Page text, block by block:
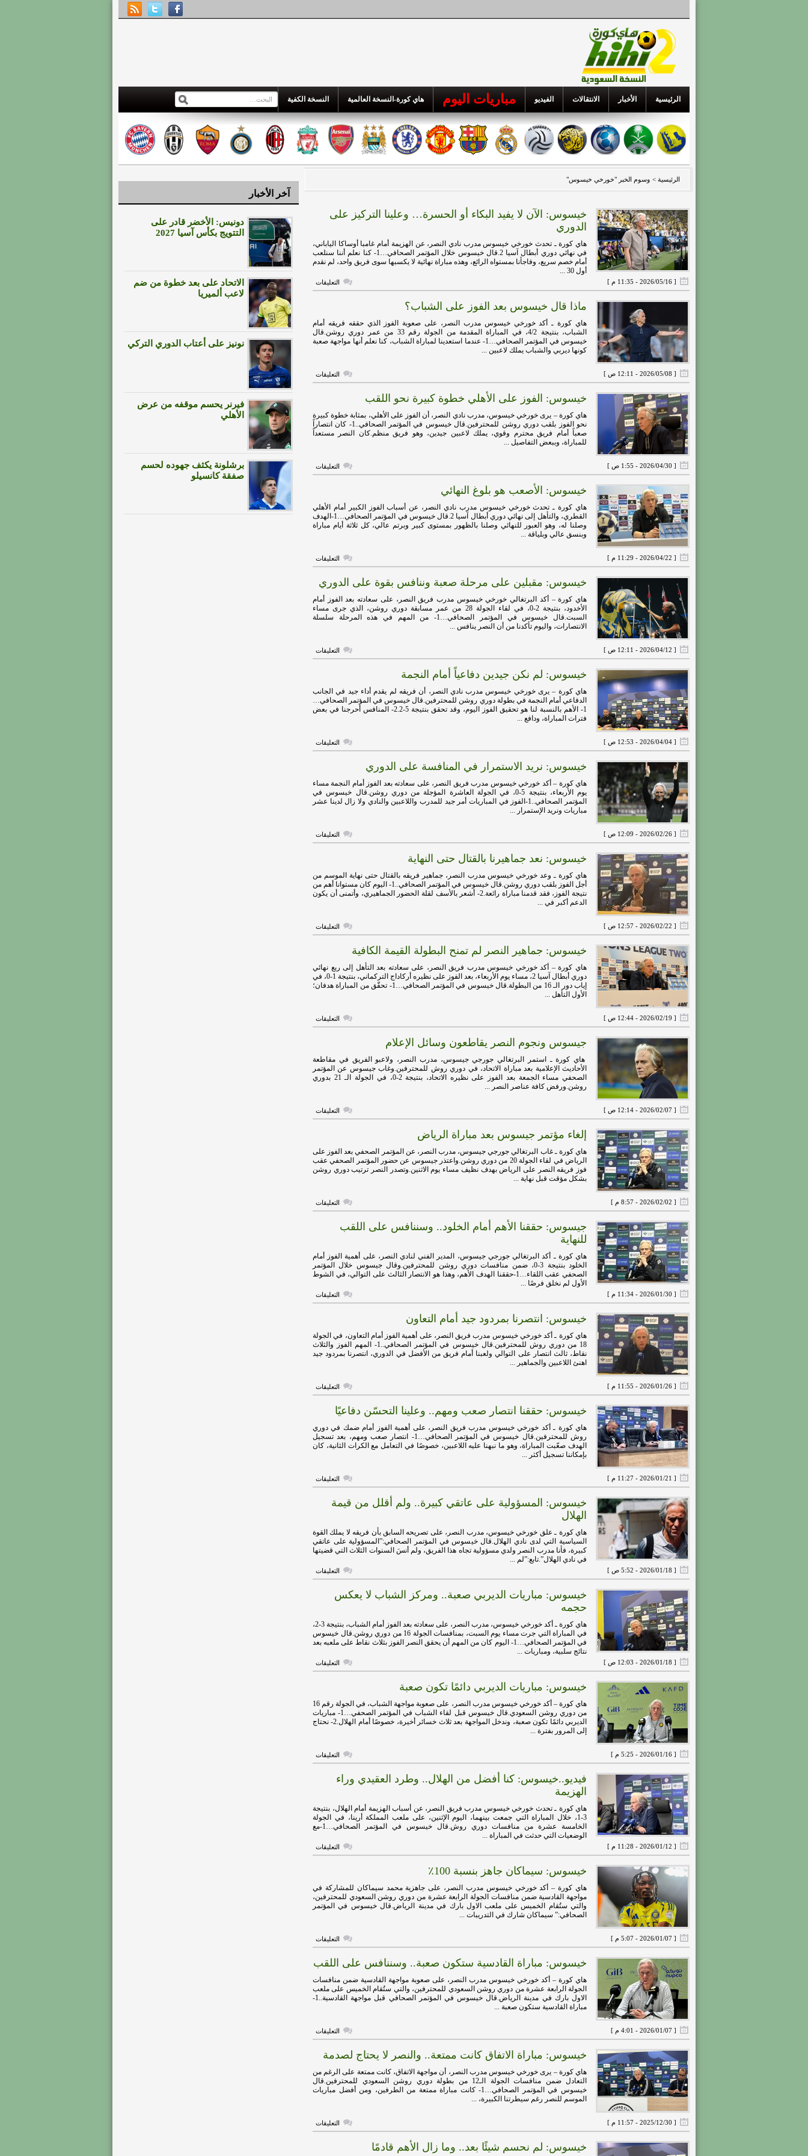
الرئيسية الأخبار الانتقالات الفيديو مباريات اليوم هاي كورة-النسخة العالمية النسخة الكفية
الرئيسية > وسوم الخبر "خورخي خيسوس"
خيسوس: الآن لا يفيد البكاء أو الحسرة… وعلينا التركيز على
الدوري
هاي كورة ـ تحدث خورخي خيسوس مدرب نادي النصر، عن الهزيمة أمام غامبا أوساكا الياباني،
في نهائي دوري أبطال آسيا 2.قال خيسوس خلال المؤتمر الصحافي…1- كنا نعلم أننا سنلعب
أمام خصم سريع، وفاجأنا بمستواه الرائع، وهذه مباراة نهائية لا يكسبها سوى فريق واحد، لم نقدم
أول 30 ...
[ 2026/05/16 - 11:35 م ] التعليقاتعلى
خيسوس:
أو
الحسرة…
وعلينا
مغلقة
ماذا قال خيسوس بعد الفوز على الشباب؟
هاي كورة ـ أكد خورخي خيسوس مدرب النصر، على صعوبة الفوز الذي حققه فريقه أمام
الشباب، بنتيجة 4/2، في المباراة المقدمة من الجولة رقم 33 من عمر دوري روشن.قال
خيسوس في المؤتمر الصحافي…1- عندما استعدينا لمباراة الشباب، كنا نعلم أنها مواجهة صعبة
كونها ديربي والشباب يملك لاعبين ...
[ 2026/05/08 - 12:11 ص ] التعليقاتعلى
ماذا
الفوز
على
الشباب؟
مغلقة
خيسوس: الفوز على الأهلي خطوة كبيرة نحو اللقب
هاي كورة – يرى خورخي خيسوس، مدرب نادي النصر، أن الفوز على الأهلي، بمثابة خطوة كبيرة
نحو الفوز بلقب دوري روشن للمحترفين.قال خيسوس في المؤتمر الصحافي..1- كان انتصاراً
صعباً أمام فريق محترم وقوي، يملك لاعبين جيدين، وهو فريق منظم.كان النصر مستعداً
للمباراة، وببعض التفاصيل ...
[ 2026/04/30 - 1:55 ص ] التعليقاتعلى
خيسوس:
كبيرة
نحو
اللقب
خيسوس: الأصعب هو بلوغ النهائي
هاي كورة ـ تحدث خورخي خيسوس مدرب نادي النصر، عن أسباب الفوز الكبير أمام الأهلي
القطري، والتأهل إلى نهائي دوري أبطال آسيا 2.قال خيسوس في المؤتمر الصحافي…1-الهدف
وصلنا له، وهو العبور للنهائي وصلنا بالظهور بمستوى كبير وبرتم عالي، كل ثلاثة أيام مباراة
وبنسق عالي وبلياقة ...
[ 2026/04/22 - 11:29 م ] التعليقاتعلى
خيسوس:
مغلقة
خيسوس: مقبلين على مرحلة صعبة وننافس بقوة على الدوري
هاي كورة – أكد البرتغالي خورخي خيسوس مدرب فريق النصر، على سعادته بعد الفوز أمام
الأخدود، بنتيجة 2-0، في لقاء الجولة 28 من عمر مسابقة دوري روشن، الذي جرى مساء
السبت.قال خيسوس في المؤتمر الصحافي…1- من المهم في هذه المرحلة سلسلة
الانتصارات، واليوم تأكدنا من أن النصر ينافس ...
[ 2026/04/12 - 12:11 ص ] التعليقاتعلى
خيسوس:
وننافس
بقوة
على
خيسوس: لم نكن جيدين دفاعياً أمام النجمة
هاي كورة – يرى خورخي خيسوس مدرب نادي النصر، أن فريقه لم يقدم أداء جيد في الجانب
الدفاعي أمام النجمة في بطولة دوري روشن للمحترفين.قال خيسوس في المؤتمر الصحافي…
1- الأهم بالنسبة لنا هو تحقيق الفوز اليوم، وقد تحقق بنتيجة 5-2.2- المنافس أحرجنا في بعض
فترات المباراة، ودافع ...
[ 2026/04/04 - 12:53 ص ] التعليقاتعلى
خيسوس:
دفاعياً
النجمة
مغلقة
خيسوس: نريد الاستمرار في المنافسة على الدوري
هاي كورة – أكد خورخي خيسوس مدرب فريق النصر، على سعادته بعد الفوز أمام النجمة مساء
يوم الأربعاء، بنتيجة 5-0، في الجولة العاشرة المؤجلة من دوري روشن.قال خيسوس في
المؤتمر الصحافي..1-الفوز في المباريات أمر جيد للمدرب واللاعبين والنادي ولا زال لدينا عشر
مباريات ونريد الإستمرار ...
[ 2026/02/26 - 12:09 ص ] التعليقاتعلى
خيسوس:
على
الدوري
مغلقة
خيسوس: نعد جماهيرنا بالقتال حتى النهاية
هاي كورة ـ وعد خورخي خيسوس مدرب النصر، جماهير فريقه بالقتال حتى نهاية الموسم من
أجل الفوز بلقب دوري روشن.قال خيسوس في المؤتمر الصحافي..1- اليوم كان مستوانا أهم من
نتيجة الفوز، فقد قدمنا مباراة رائعة.2- أشعر بالأسف لقلة الحضور الجماهيري، وأتمنى أن يكون
الدعم أكبر في ...
[ 2026/02/22 - 12:57 ص ] التعليقاتعلى
خيسوس:
النهاية
مغلقة
خيسوس: جماهير النصر لم تمنح البطولة القيمة الكافية
هاي كورة – أكد خورخي خيسوس مدرب فريق النصر، على سعادته بعد التأهل إلى ربع نهائي
دوري أبطال آسيا 2، مساء يوم الأربعاء، بعد الفوز على نظيره أركاداج التركماني، بنتيجة 1-0، في
إياب دور الـ 16 من البطولة.قال خيسوس في المؤتمر الصحافي…1- تحقّق من المباراة هدفان؛
الأول التأهل ...
[ 2026/02/19 - 12:44 ص ] التعليقاتعلى
خيسوس:
تمنح
القيمة
الكافية
جيسوس ونجوم النصر يقاطعون وسائل الإعلام
هاي كورة ـ استمر البرتغالي جورجي جيسوس، مدرب النصر، ولاعبو الفريق في مقاطعة
الأحاديث الإعلامية بعد مباراة الاتحاد، في دوري روش للمحترفين.وغاب جيسوس عن المؤتمر
الصحفي مساء الجمعة بعد الفوز على نظيره الاتحاد، بنتيجة 2-0، في الجولة الـ 21 بدوري
روشن.ورفض كافة عناصر النصر ...
[ 2026/02/07 - 12:14 ص ] التعليقاتعلى
جيسوس
الإعلام
مغلقة
إلغاء مؤتمر جيسوس بعد مباراة الرياض
هاي كورة ـ غاب البرتغالي جورجي جيسوس، مدرب النصر، عن المؤتمر الصحفي بعد الفوز على
الرياض في لقاء الجولة 20 من دوري روشن.واعتذر جيسوس عن حضور المؤتمر الصحفي عقب
فوز فريقه النصر على الرياض بهدف نظيف مساء يوم الاثنين.وتصدر النصر ترتيب دوري روشن
بشكل مؤقت قبل نهاية ...
[ 2026/02/02 - 8:57 م ] التعليقاتعلى
إلغاء
مغلقة
جيسوس: حققنا الأهم أمام الخلود.. وسننافس على اللقب
للنهاية
هاي كورة ـ أكد البرتغالي جورجي جيسوس، المدير الفني لنادي النصر، على أهمية الفوز أمام
الخلود بنتيجة 3-0، ضمن منافسات دوري روشن للمحترفين.وقال جيسوس خلال المؤتمر
الصحفي عقب اللقاء…1-حققنا الهدف الأهم، وهذا هو الانتصار الثالث على التوالي، في الشوط
الأول لم نخلق فرصًا ...
[ 2026/01/30 - 11:34 م ] التعليقاتعلى
جيسوس:
الخلود..
على
اللقب
خيسوس: انتصرنا بمردود جيد أمام التعاون
هاي كورة ـ أكد خورخي خيسوس مدرب فريق النصر، على أهمية الفوز أمام التعاون، في الجولة
18 من دوري روش للمحترفين.قال خيسوس في المؤتمر الصحافي..1- المهم الفوز والثلاث
نقاط، ثالث انتصار على التوالي ولعبنا أمام فريق من الأفضل في الدوري، انتصرنا بمردود جيد
اهنئ اللاعبين والجماهير ...
[ 2026/01/26 - 11:55 م ] التعليقاتعلى
خيسوس:
التعاون
مغلقة
خيسوس: حققنا انتصار صعب ومهم.. وعلينا التحسّن دفاعيًا
هاي كورة ـ أكد خورخي خيسوس مدرب فريق النصر، على أهمية الفوز أمام ضمك في دوري
روش للمحترفين.قال خيسوس في المؤتمر الصحافي…1- انتصار صعب ومهم، بعد تسجيل
الهدف صعّبت المباراة، وهو ما نبهنا عليه اللاعبين، خصوصًا في التعامل مع الكرات الثانية، كان
بإمكاننا تسجيل أكثر ...
[ 2026/01/21 - 11:27 م ] التعليقاتعلى
خيسوس:
التحسّن
دفاعيًا
مغلقة
خيسوس: المسؤولية على عاتقي كبيرة.. ولم أقلل من قيمة
الهلال
هاي كورة ـ علق خورخي خيسوس، مدرب النصر، على تصريحه السابق بأن فريقه لا يملك القوة
السياسية التي لدى نادي الهلال.قال خيسوس في المؤتمر الصحافي:”المسؤولية على عاتقي
كبيرة، فأنا مدرب النصر ولدي مسؤولية تجاه هذا الفريق، ولم أنسَ السنوات الثلاث التي قضيتها
في نادي الهلال”.تابع:”لم ...
[ 2026/01/18 - 5:52 ص ] التعليقاتعلى
خيسوس:
أقلل
قيمة
خيسوس: مباريات الديربي صعبة.. ومركز الشباب لا يعكس
حجمه
هاي كورة ـ أكد خورخي خيسوس، مدرب النصر، على سعادته بعد الفوز أمام الشباب، بنتيجة 3-2،
في المباراة التي جرت مساء يوم السبت، بمنافسات الجولة 16 من دوري روشن.قال خيسوس
في المؤتمر الصحافي…1- اليوم كان من المهم أن يحقق النصر الفوز بثلاث نقاط على ملعبه بعد
نتائج سلبية، ومباريات ...
[ 2026/01/18 - 12:03 ص ] التعليقاتعلى
خيسوس:
ومركز
لا
يعكس
خيسوس: مباريات الديربي دائمًا تكون صعبة
هاي كورة – أكد خورخي خيسوس مدرب النصر، على صعوبة مواجهة الشباب، في الجولة رقم 16
من دوري روشن السعودي.قال خيسوس قبل لقاء الشباب في المؤتمر الصحفي…1- مباريات
الديربي دائمًا تكون صعبة، وندخل المواجهة بعد ثلاث خسائر أخيرة، خصوصًا أمام الهلال.2- نحتاج
إلى المرور بفترة ...
[ 2026/01/16 - 5:25 م ] التعليقاتعلى
خيسوس:
مغلقة
فيديو..خيسوس: كنا أفضل من الهلال.. وطرد العقيدي وراء
الهزيمة
هاي كورة ـ تحدث خورخي خيسوس مدرب فريق النصر، عن أسباب الهزيمة أمام الهلال، بنتيجة
3-1، خلال المباراة التي جمعت بينهما، اليوم الإثنين، على ملعب المملكة أرينا، في الجولة
الخامسة عشرة من منافسات دوري روش.قال خيسوس في المؤتمر الصحافي…1-مع
الوضعيات التي حدثت في المباراة ...
[ 2026/01/12 - 11:28 م ] التعليقاتعلى
فيديو..خيسوس:
وطرد
العقيدي
وراء
خيسوس: سيماكان جاهز بنسبة 100٪
هاي كورة – أكد خورخي خيسوس مدرب النصر، على جاهزية محمد سيماكان للمشاركة في
مواجهة القادسية ضمن منافسات الجولة الرابعة عشرة من دوري روشن السعودي للمحترفين،
والتي ستُقام الخميس على ملعب الاول بارك في مدينة الرياض.قال خيسوس في المؤتمر
الصحافي:” سيماكان شارك في التدريبات ...
[ 2026/01/07 - 5:07 م ] التعليقاتعلى
خيسوس:
جاهز
مغلقة
خيسوس: مباراة القادسية ستكون صعبة.. وسننافس على اللقب
هاي كورة – أكد خورخي خيسوس مدرب النصر، على صعوبة مواجهة القادسية ضمن منافسات
الجولة الرابعة عشرة من دوري روشن السعودي للمحترفين، والتي ستُقام الخميس على ملعب
الاول بارك في مدينة الرياض.قال خيسوس في المؤتمر الصحافي قبل مواجهة القادسية..1-
مباراة القادسية ستكون صعبة ...
[ 2026/01/07 - 4:01 م ] التعليقاتعلى
خيسوس:
وسننافس
على
اللقب
خيسوس: مباراة الاتفاق كانت ممتعة.. والنصر لا يحتاج لصدمة
هاي كورة – يرى خورخي خيسوس مدرب النصر، أن مواجهة الاتفاق، كانت ممتعة على الرغم من
التعادل ضمن منافسات الجولة الـ12 من بطولة دوري روشن السعودي للمحترفين.قال
خيسوس في المؤتمر الصحافي…1- كانت مباراة ممتعة من الطرفين، ومن أفضل مباريات
الموسم للنصر رغم سيطرتنا الكبيرة، ...
[ 2025/12/30 - 11:57 م ] التعليقاتعلى
خيسوس:
خيسوس: لم نحسم شيئًا بعد.. وما زال الأهم قادمًا
آخر الأخبار
دونيس: الأخضر قادر على
التتويج بكأس آسيا 2027
الاتحاد على بعد خطوة من ضم
لاعب ألميريا
نونيز على أعتاب الدوري التركي
فيرنر يحسم موقفه من عرض
الأهلي
برشلونة يكثف جهوده لحسم
صفقة كانسيلو